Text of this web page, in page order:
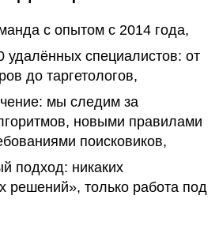
с опытом с 2014 года,
удалённых специалистов: от
до таргетологов,
мы следим за
новыми правилами
поисковиков,
подход: никаких
решений», только работа под